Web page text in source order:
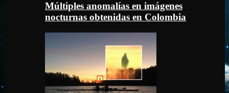
Múltiples anomalías en imágenes
nocturnas obtenidas en Colombia